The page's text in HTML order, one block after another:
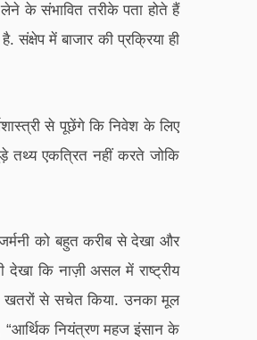
के संभावित तरीके पता होते हैं
में बाजार की प्रक्रिया ही
से पूछेंगे कि निवेश के लिए
तथ्य एकत्रित नहीं करते जोकि
को बहुत करीब से देखा और
देखा कि नाज़ी असल में राष्ट्रीय
के खतरों से सचेत किया. उनका मूल
“आर्थिक नियंत्रण महज इंसान के